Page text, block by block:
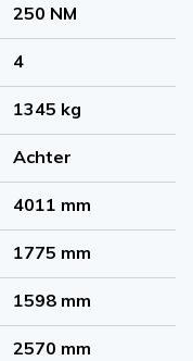
250 NM
4
1345 kg
Achter
4011 mm
1775 mm
1598 mm
2570 mm